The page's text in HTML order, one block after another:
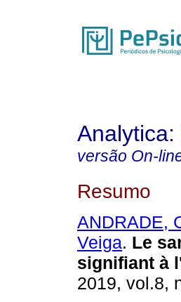
versão On-
Resumo
ANDRADE,
Veiga. Le
signifiant à
2019, vol.8,